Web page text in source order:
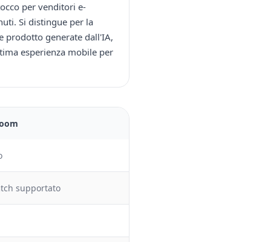
per venditori e-
Si distingue per la
prodotto generate dall'IA,
esperienza mobile per
supportato